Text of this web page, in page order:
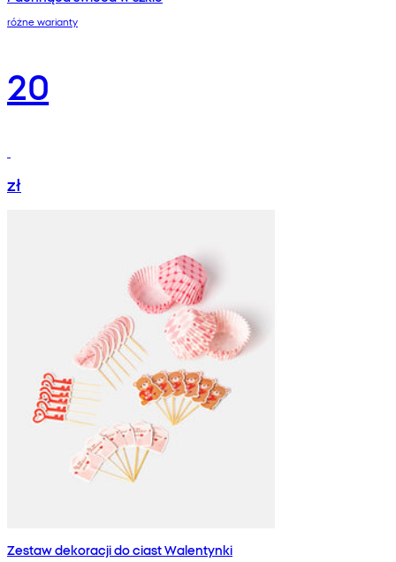
różne warianty
20
zł
Zestaw dekoracji do ciast Walentynki